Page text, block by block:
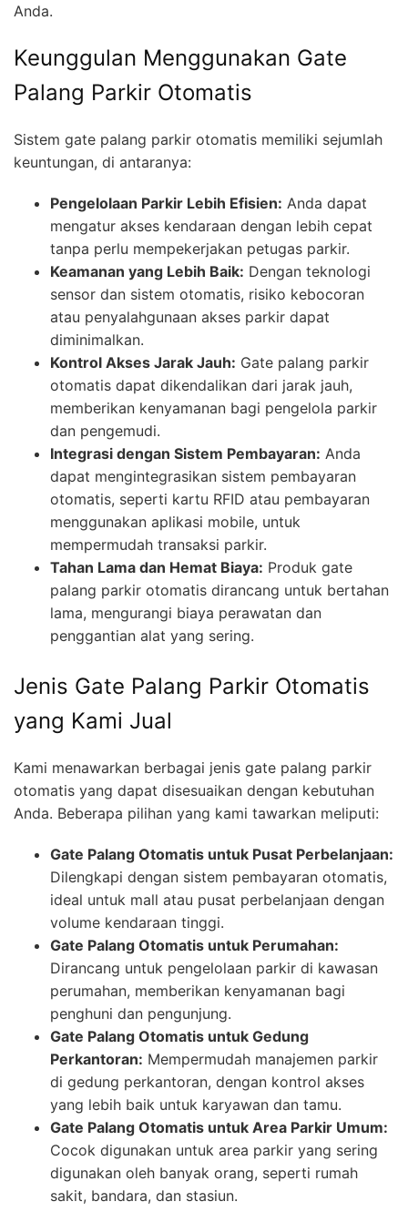
Anda.
Keunggulan Menggunakan Gate
Palang Parkir Otomatis
Sistem gate palang parkir otomatis memiliki sejumlah
keuntungan, di antaranya:
Pengelolaan Parkir Lebih Efisien: Anda dapat
mengatur akses kendaraan dengan lebih cepat
tanpa perlu mempekerjakan petugas parkir.
Keamanan yang Lebih Baik: Dengan teknologi
sensor dan sistem otomatis, risiko kebocoran
atau penyalahgunaan akses parkir dapat
diminimalkan.
Kontrol Akses Jarak Jauh: Gate palang parkir
otomatis dapat dikendalikan dari jarak jauh,
memberikan kenyamanan bagi pengelola parkir
dan pengemudi.
Integrasi dengan Sistem Pembayaran: Anda
dapat mengintegrasikan sistem pembayaran
otomatis, seperti kartu RFID atau pembayaran
menggunakan aplikasi mobile, untuk
mempermudah transaksi parkir.
Tahan Lama dan Hemat Biaya: Produk gate
palang parkir otomatis dirancang untuk bertahan
lama, mengurangi biaya perawatan dan
penggantian alat yang sering.
Jenis Gate Palang Parkir Otomatis
yang Kami Jual
Kami menawarkan berbagai jenis gate palang parkir
otomatis yang dapat disesuaikan dengan kebutuhan
Anda. Beberapa pilihan yang kami tawarkan meliputi:
Gate Palang Otomatis untuk Pusat Perbelanjaan:
Dilengkapi dengan sistem pembayaran otomatis,
ideal untuk mall atau pusat perbelanjaan dengan
volume kendaraan tinggi.
Gate Palang Otomatis untuk Perumahan:
Dirancang untuk pengelolaan parkir di kawasan
perumahan, memberikan kenyamanan bagi
penghuni dan pengunjung.
Gate Palang Otomatis untuk Gedung
Perkantoran: Mempermudah manajemen parkir
di gedung perkantoran, dengan kontrol akses
yang lebih baik untuk karyawan dan tamu.
Gate Palang Otomatis untuk Area Parkir Umum:
Cocok digunakan untuk area parkir yang sering
digunakan oleh banyak orang, seperti rumah
sakit, bandara, dan stasiun.